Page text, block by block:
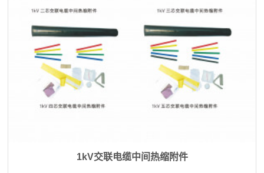
1kV交联电缆中间热缩附件